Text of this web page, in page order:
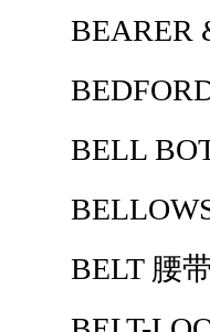
BEARER &
BEDFORD
BELL
BELLOWS
BELT 腰